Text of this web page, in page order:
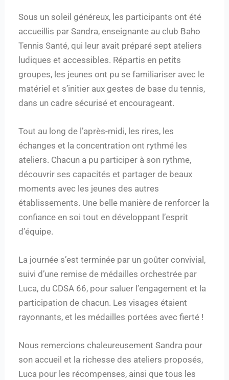
Sous un soleil généreux, les participants ont été
accueillis par Sandra, enseignante au club Baho
Tennis Santé, qui leur avait préparé sept ateliers
ludiques et accessibles. Répartis en petits
groupes, les jeunes ont pu se familiariser avec le
matériel et s’initier aux gestes de base du tennis,
dans un cadre sécurisé et encourageant.
Tout au long de l’après-midi, les rires, les
échanges et la concentration ont rythmé les
ateliers. Chacun a pu participer à son rythme,
découvrir ses capacités et partager de beaux
moments avec les jeunes des autres
établissements. Une belle manière de renforcer la
confiance en soi tout en développant l’esprit
d’équipe.
La journée s’est terminée par un goûter convivial,
suivi d’une remise de médailles orchestrée par
Luca, du CDSA 66, pour saluer l’engagement et la
participation de chacun. Les visages étaient
rayonnants, et les médailles portées avec fierté !
Nous remercions chaleureusement Sandra pour
son accueil et la richesse des ateliers proposés,
Luca pour les récompenses, ainsi que tous les